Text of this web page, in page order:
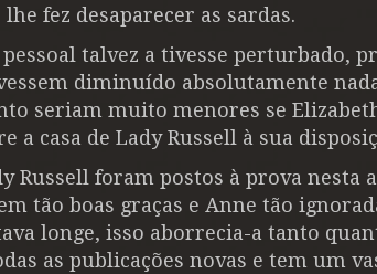
fez desaparecer as sardas.
talvez a tivesse perturbado,
diminuído absolutamente
seriam muito menores se
a casa de Lady Russell à sua
Russell foram postos à prova nesta
tão boas graças e Anne tão
longe, isso aborrecia-a tanto
as publicações novas e tem um